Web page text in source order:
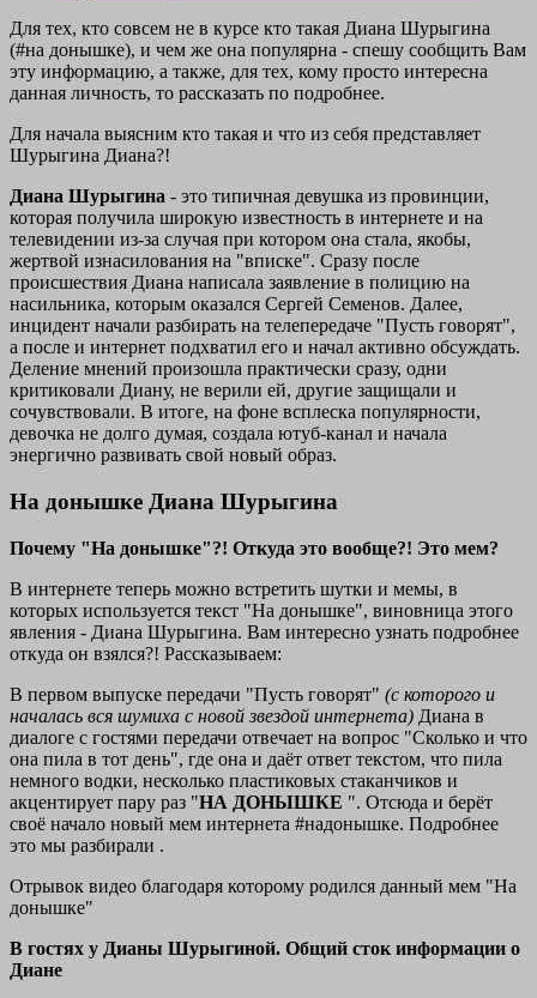
Для тех, кто совсем не в курсе кто такая Диана Шурыгина
(#на донышке), и чем же она популярна - спешу сообщить Вам
эту информацию, а также, для тех, кому просто интересна
данная личность, то рассказать по подробнее.
Для начала выясним кто такая и что из себя представляет
Шурыгина Диана?!
Диана Шурыгина - это типичная девушка из провинции,
которая получила широкую известность в интернете и на
телевидении из-за случая при котором она стала, якобы,
жертвой изнасилования на "вписке". Сразу после
происшествия Диана написала заявление в полицию на
насильника, которым оказался Сергей Семенов. Далее,
инцидент начали разбирать на телепередаче "Пусть говорят",
а после и интернет подхватил его и начал активно обсуждать.
Деление мнений произошла практически сразу, одни
критиковали Диану, не верили ей, другие защищали и
сочувствовали. В итоге, на фоне всплеска популярности,
девочка не долго думая, создала ютуб-канал и начала
энергично развивать свой новый образ.
На донышке Диана Шурыгина
Почему "На донышке"?! Откуда это вообще?! Это мем?
В интернете теперь можно встретить шутки и мемы, в
которых используется текст "На донышке", виновница этого
явления - Диана Шурыгина. Вам интересно узнать подробнее
откуда он взялся?! Рассказываем:
В первом выпуске передачи "Пусть говорят" (с которого и
началась вся шумиха с новой звездой интернета) Диана в
диалоге с гостями передачи отвечает на вопрос "Сколько и что
она пила в тот день", где она и даёт ответ текстом, что пила
немного водки, несколько пластиковых стаканчиков и
акцентирует пару раз "НА ДОНЫШКЕ ". Отсюда и берёт
своё начало новый мем интернета #надонышке. Подробнее
это мы разбирали .
Отрывок видео благодаря которому родился данный мем "На
донышке"
В гостях у Дианы Шурыгиной. Общий сток информации о
Диане